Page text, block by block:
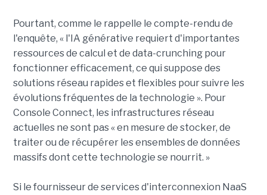
Pourtant, comme le rappelle le compte-rendu de
l'enquête, « l'IA générative requiert d'importantes
ressources de calcul et de data-crunching pour
fonctionner efficacement, ce qui suppose des
solutions réseau rapides et flexibles pour suivre les
évolutions fréquentes de la technologie ». Pour
Console Connect, les infrastructures réseau
actuelles ne sont pas « en mesure de stocker, de
traiter ou de récupérer les ensembles de données
massifs dont cette technologie se nourrit. »
Si le fournisseur de services d'interconnexion NaaS